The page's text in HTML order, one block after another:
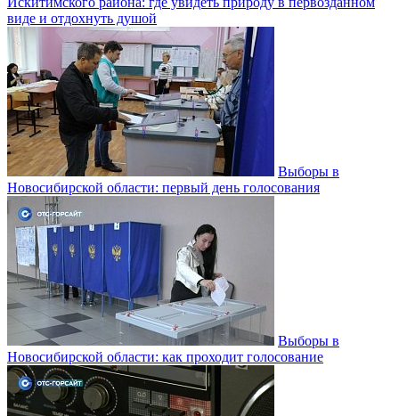
виде и отдохнуть душой
Выборы в
Новосибирской области: первый день голосования
Выборы в
Новосибирской области: как проходит голосование